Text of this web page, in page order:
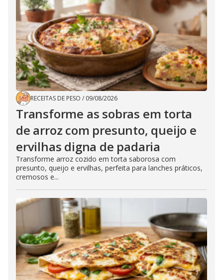
RECEITAS DE PESO / 09/08/2026
Transforme as sobras em torta
de arroz com presunto, queijo e
ervilhas digna de padaria
Transforme arroz cozido em torta saborosa com
presunto, queijo e ervilhas, perfeita para lanches práticos,
cremosos e...